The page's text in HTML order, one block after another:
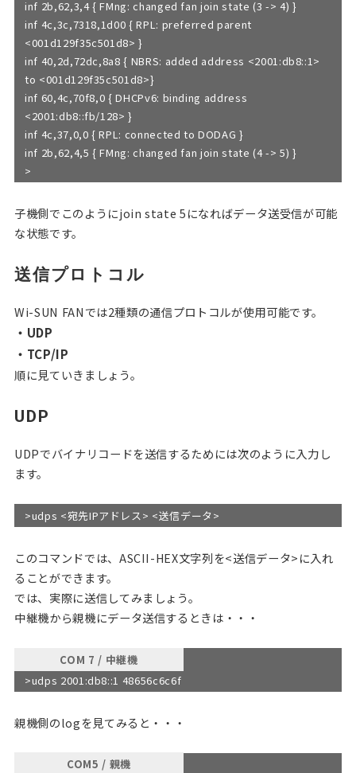
inf 2b,62,3,4 { FMng: changed fan join state (3 -> 4) }
inf 4c,3c,7318,1d00 { RPL: preferred parent
<001d129f35c501d8> }
inf 40,2d,72dc,8a8 { NBRS: added address <2001:db8::1>
to <001d129f35c501d8>}
inf 60,4c,70f8,0 { DHCPv6: binding address
<2001:db8::fb/128> }
inf 4c,37,0,0 { RPL: connected to DODAG }
inf 2b,62,4,5 { FMng: changed fan join state (4 -> 5) }
>
子機側でこのようにjoin state 5になればデータ送受信が可能
な状態です。
送信プロトコル
Wi-SUN FANでは2種類の通信プロトコルが使用可能です。
・UDP
・TCP/IP
順に見ていきましょう。
UDP
UDPでバイナリコードを送信するためには次のように入力し
ます。
>udps <宛先IPアドレス> <送信データ>
このコマンドでは、ASCII-HEX文字列を<送信データ>に入れ
ることができます。
では、実際に送信してみましょう。
中継機から親機にデータ送信するときは・・・
COM 7 / 中継機
>udps 2001:db8::1 48656c6c6f
親機側のlogを見てみると・・・
COM5 / 親機